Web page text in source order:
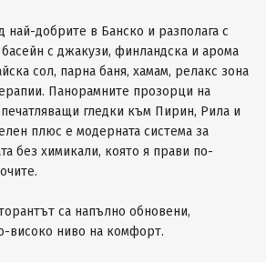
добрите в Банско и разполага с
с джакузи, финландска и арома
сол, парна баня, хамам, релакс зона
Панорамните прозорци на
гледки към Пирин, Рила и
плюс е модерната система за
без химикали, която я прави по-
са напълно обновени,
високо ниво на комфорт.